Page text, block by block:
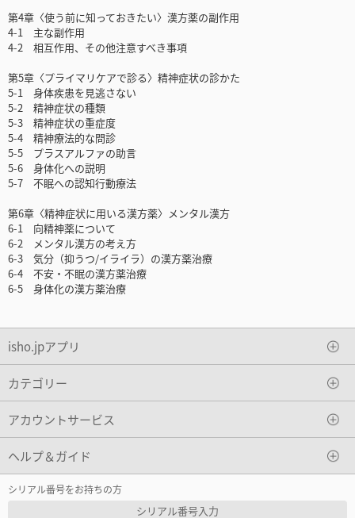
第4章〈使う前に知っておきたい〉漢方薬の副作用
4-1 主な副作用
4-2 相互作用、その他注意すべき事項
第5章〈プライマリケアで診る〉精神症状の診かた
5-1 身体疾患を見逃さない
5-2 精神症状の種類
5-3 精神症状の重症度
5-4 精神療法的な問診
5-5 プラスアルファの助言
5-6 身体化への説明
5-7 不眠への認知行動療法
第6章〈精神症状に用いる漢方薬〉メンタル漢方
6-1 向精神薬について
6-2 メンタル漢方の考え方
6-3 気分（抑うつ/イライラ）の漢方薬治療
6-4 不安・不眠の漢方薬治療
6-5 身体化の漢方薬治療
isho.jpアプリ
カテゴリー
アカウントサービス
ヘルプ＆ガイド
シリアル番号をお持ちの方
シリアル番号入力